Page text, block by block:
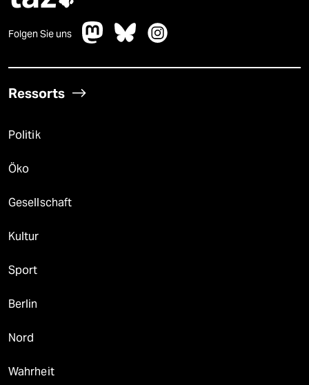
Folgen Sie uns
Ressorts
Politik
Öko
Gesellschaft
Kultur
Sport
Berlin
Nord
Wahrheit